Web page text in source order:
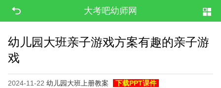
大考吧幼师网
幼儿园大班亲子游戏方案有趣的亲子游
戏
2024-11-22 幼儿园大班上册教案 下载PPT课件